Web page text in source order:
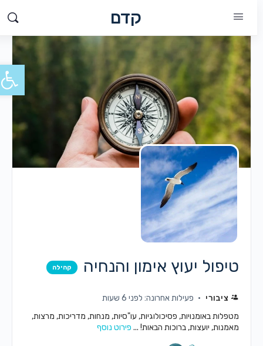
קדם
טיפול יעוץ אימון והנחיה קהילה
ציבורי
פעילות אחרונה: לפני 6 שעות
מטפלות באומנויות, פסיכולוגיות, עו"סיות, מנחות, מדריכות, מרצות,
מאמנות, יועצות, ברוכות הבאות! ...פירוט נוסף
פתח